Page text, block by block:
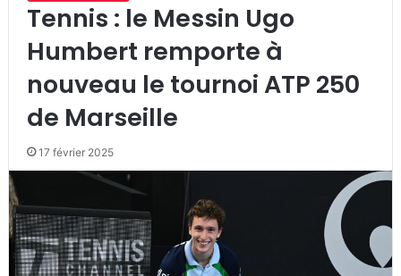
Tennis : le Messin Ugo
Humbert remporte à
nouveau le tournoi ATP 250
de Marseille
17 février 2025